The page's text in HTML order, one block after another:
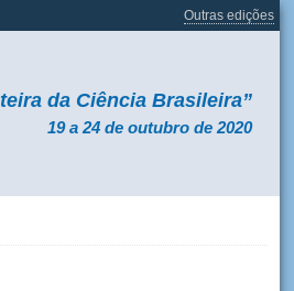
Outras edições
da Ciência Brasileira”
19 a 24 de outubro de 2020